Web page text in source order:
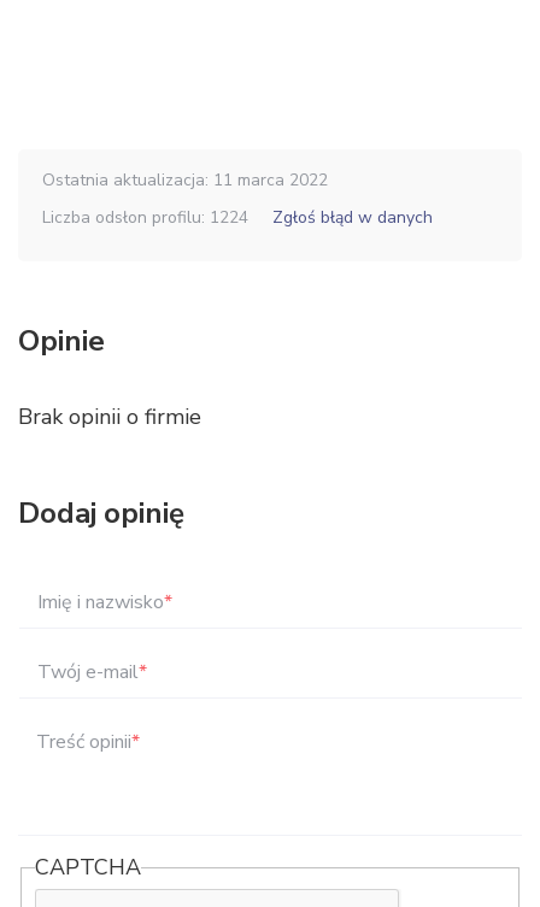
Ostatnia aktualizacja: 11 marca 2022
Liczba odsłon profilu: 1224
Zgłoś błąd w danych
Opinie
Brak opinii o firmie
Dodaj opinię
Imię i nazwisko*
Twój e-mail*
Treść opinii*
CAPTCHA